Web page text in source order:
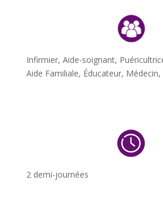
Infirmier, Aide-soignant,
Aide Familiale, Éducateur,
2 demi-journées